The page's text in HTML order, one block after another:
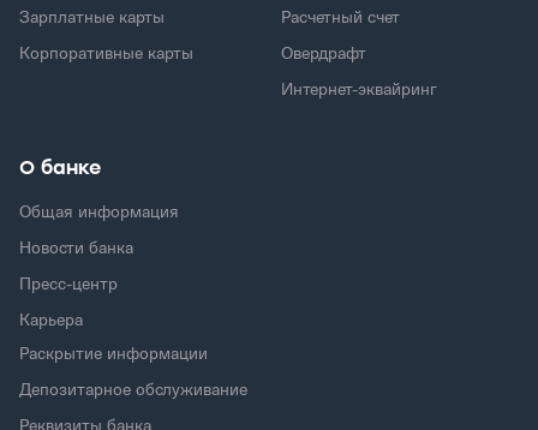
Зарплатные карты
Корпоративные карты
Расчетный счет
Овердрафт
Интернет-эквайринг
О банке
Общая информация
Новости банка
Пресс-центр
Карьера
Раскрытие информации
Депозитарное обслуживание
Реквизиты банка